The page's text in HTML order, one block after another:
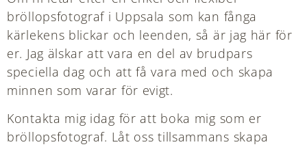
bröllopsfotograf i Uppsala som kan fånga
kärlekens blickar och leenden, så är jag här för
er. Jag älskar att vara en del av brudpars
speciella dag och att få vara med och skapa
minnen som varar för evigt.
Kontakta mig idag för att boka mig som er
bröllopsfotograf. Låt oss tillsammans skapa